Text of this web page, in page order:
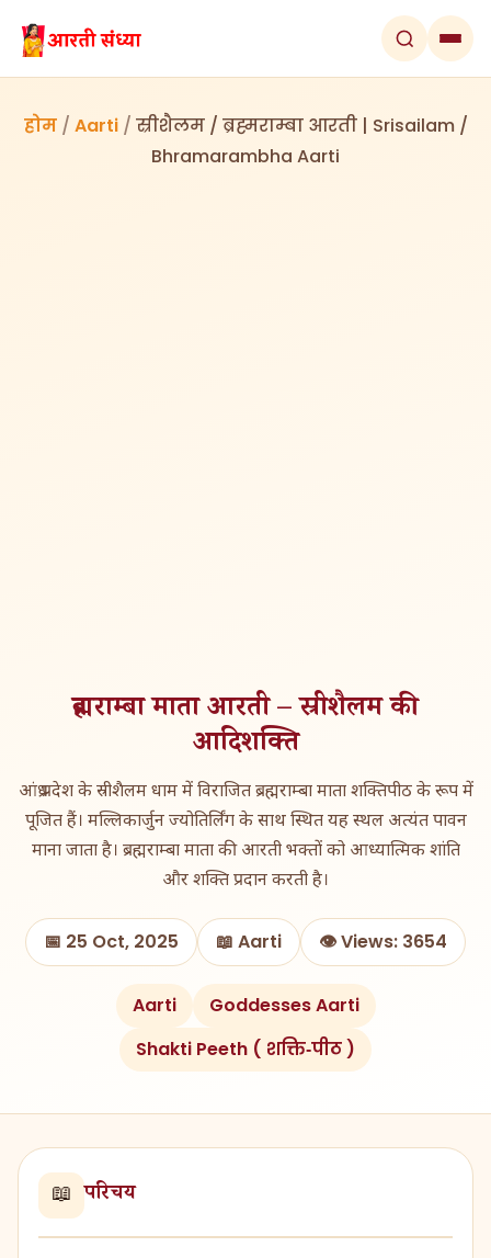
होम/ Aarti/ स्रीशैलम / ब्रह्मराम्बा आरती | Srisailam /
Bhramarambha Aarti
ब्रह्मराम्बा माता आरती – स्रीशैलम की
आदिशक्ति
आंध्र प्रदेश के स्रीशैलम धाम में विराजित ब्रह्मराम्बा माता शक्तिपीठ के रूप में
पूजित हैं। मल्लिकार्जुन ज्योतिर्लिंग के साथ स्थित यह स्थल अत्यंत पावन
माना जाता है। ब्रह्मराम्बा माता की आरती भक्तों को आध्यात्मिक शांति
और शक्ति प्रदान करती है।
📅 25 Oct, 2025 📖 Aarti 👁️ Views: 3654
Aarti
Goddesses Aarti
Shakti Peeth ( शक्ति‑पीठ )
📖 परिचय